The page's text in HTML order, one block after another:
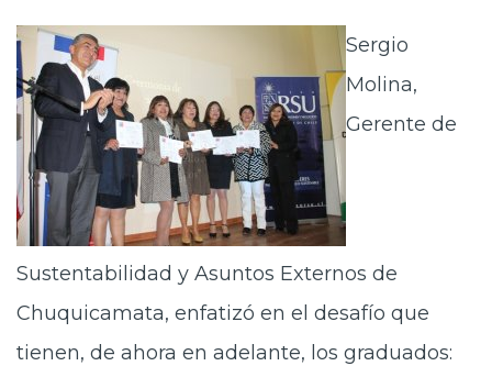
Sergio
Molina,
Gerente de
Sustentabilidad y Asuntos Externos de
Chuquicamata, enfatizó en el desafío que
tienen, de ahora en adelante, los graduados: